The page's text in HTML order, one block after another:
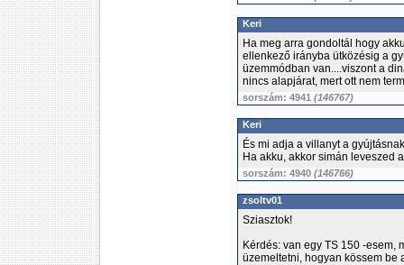
Keri
Ha meg arra gondoltál hogy
ellenkező irányba ütközésig a
üzemmódban van....viszont a
nincs alapjárat, mert ott nem
sorszám: 4941 (146767)
Keri
És mi adja a villanyt a
Ha akku, akkor simán leveszed
sorszám: 4940 (146766)
zsoltv01
Sziasztok!
Kérdés: van egy TS 150 -esem,
üzemeltetni, hogyan kössem be